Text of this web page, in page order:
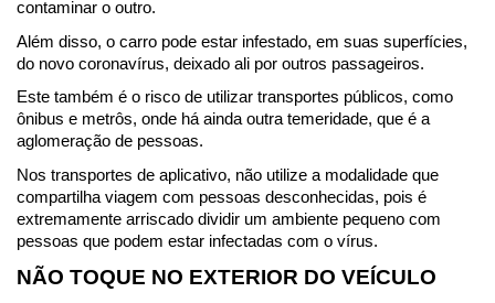
contaminar o outro.
Além disso, o carro pode estar infestado, em suas superfícies,
do novo coronavírus, deixado ali por outros passageiros.
Este também é o risco de utilizar transportes públicos, como
ônibus e metrôs, onde há ainda outra temeridade, que é a
aglomeração de pessoas.
Nos transportes de aplicativo, não utilize a modalidade que
compartilha viagem com pessoas desconhecidas, pois é
extremamente arriscado dividir um ambiente pequeno com
pessoas que podem estar infectadas com o vírus.
NÃO TOQUE NO EXTERIOR DO VEÍCULO